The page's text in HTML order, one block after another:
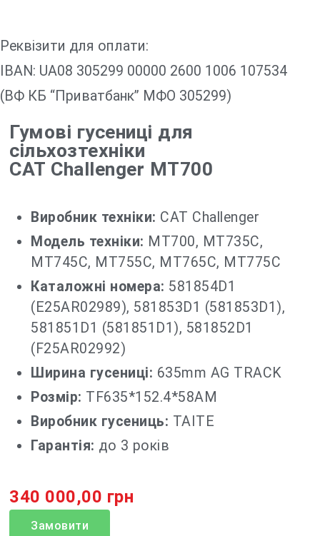
Реквізити для оплати:
IBAN: UA08 305299 00000 2600 1006 107534
(ВФ КБ “Приватбанк” МФО 305299)
Гумові гусениці для
сільхозтехніки
CAT Challenger MT700
Виробник техніки: CAT Challenger
Модель техніки: MT700, MT735C,
MT745C, MT755C, MT765C, MT775C
Каталожні номера: 581854D1
(E25AR02989), 581853D1 (581853D1),
581851D1 (581851D1), 581852D1
(F25AR02992)
Ширина гусениці: 635mm AG TRACK
Розмір: TF635*152.4*58AM
Виробник гусениць: TAITE
Гарантія: до 3 років
340 000,00 грн
Замовити